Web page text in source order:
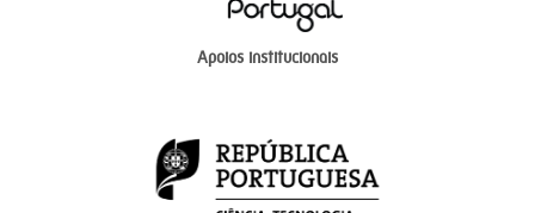
Apoios institucionais